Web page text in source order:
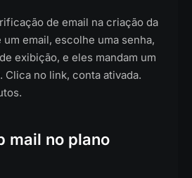
de email na criação da
email, escolhe uma senha,
exibição, e eles mandam um
no link, conta ativada.
mail no plano